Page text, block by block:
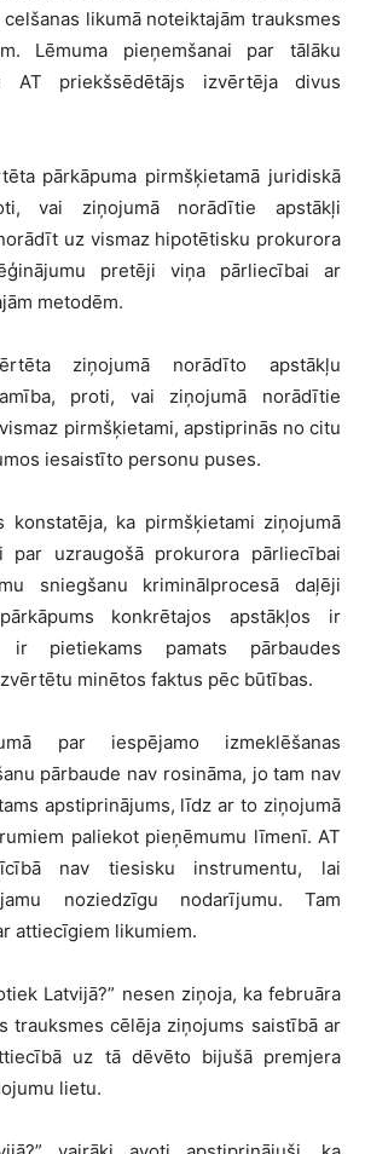
likumā noteiktajām trauksmes
Lēmuma pieņemšanai par tālāku
AT priekšsēdētājs izvērtēja divus
pārkāpuma pirmšķietamā juridiskā
vai ziņojumā norādītie apstākļi
uz vismaz hipotētisku prokurora
pretēji viņa pārliecībai ar
metodēm.
ziņojumā norādīto apstākļu
proti, vai ziņojumā norādītie
pirmšķietami, apstiprinās no citu
iesaistīto personu puses.
konstatēja, ka pirmšķietami ziņojumā
par uzraugošā prokurora pārliecībai
sniegšanu kriminālprocesā daļēji
konkrētajos apstākļos ir
ir pietiekams pamats pārbaudes
minētos faktus pēc būtības.
par iespējamo izmeklēšanas
pārbaude nav rosināma, jo tam nav
apstiprinājums, līdz ar to ziņojumā
paliekot pieņēmumu līmenī. AT
nav tiesisku instrumentu, lai
noziedzīgu nodarījumu. Tam
attiecīgiem likumiem.
Latvijā?” nesen ziņoja, ka februāra
trauksmes cēlēja ziņojums saistībā ar
uz tā dēvēto bijušā premjera
lietu.